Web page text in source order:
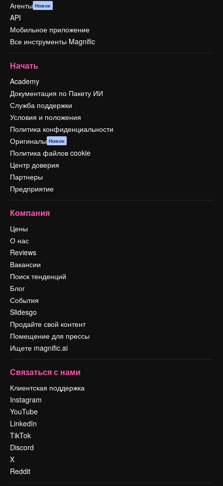
Агенты Новое
API
Мобильное приложение
Все инструменты Magnific
Начать
Academy
Документация по Пакету ИИ
Служба поддержки
Условия и положения
Политика конфиденциальности
Оригиналы Новое
Политика файлов cookie
Центр доверия
Партнеры
Предприятие
Компания
Цены
О нас
Reviews
Вакансии
Поиск тенденций
Блог
События
Slidesgo
Продайте свой контент
Помещение для прессы
Ищете magnific.ai
Связаться с нами
Клиентская поддержка
Instagram
YouTube
LinkedIn
TikTok
Discord
X
Reddit